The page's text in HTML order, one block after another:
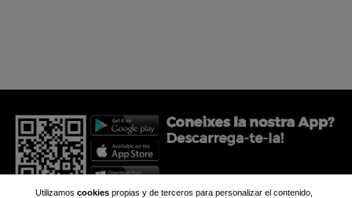
Utilizamos cookiespropias y de terceros para personalizar el contenido,